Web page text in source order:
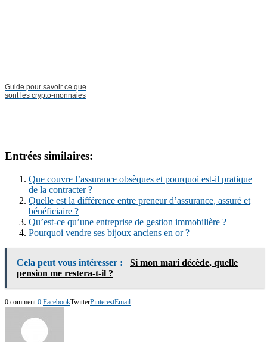
Guide pour savoir ce que
sont les crypto-monnaies
Entrées similaires:
Que couvre l’assurance obsèques et pourquoi est-il pratique
de la contracter ?
Quelle est la différence entre preneur d’assurance, assuré et
bénéficiaire ?
Qu’est-ce qu’une entreprise de gestion immobilière ?
Pourquoi vendre ses bijoux anciens en or ?
Cela peut vous intéresser :
Si mon mari décède, quelle
pension me restera-t-il ?
0 comment 0 FacebookTwitterPinterestEmail